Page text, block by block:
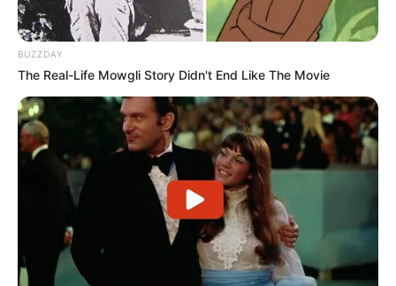
BUZZDAY
The Real-Life Mowgli Story Didn't End Like The Movie